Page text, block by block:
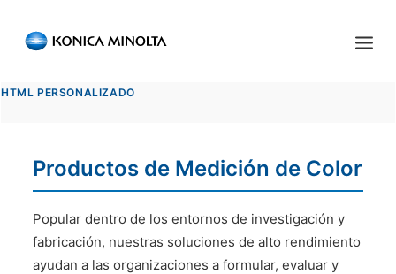
PRODUCTOS
INDUSTRIA
HTML PERSONALIZADO
Productos de Medición de Color
Popular dentro de los entornos de investigación y
fabricación, nuestras soluciones de alto rendimiento
ayudan a las organizaciones a formular, evaluar y